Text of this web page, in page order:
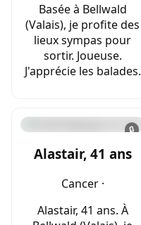
Basée à Bellwald
(Valais), je profite des
lieux sympas pour
sortir. Joueuse.
J'apprécie les balades.
🔒
Alastair, 41 ans
Cancer ·
Alastair, 41 ans. À